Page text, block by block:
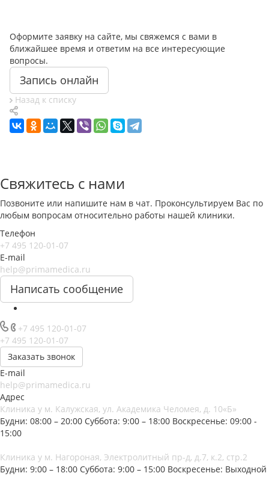
Оформите заявку на сайте, мы свяжемся с вами в
ближайшее время и ответим на все интересующие
вопросы.
Запись онлайн
Назад к списку
Свяжитесь с нами
Позвоните или напишите нам в чат. Проконсультируем Вас по
любым вопросам относительно работы нашей клиники.
Телефон
+7 495 120-01-07
E-mail
help@primamedica.ru
Написать сообщение
+7 495 120-01-07
+7 495 120-01-07
Заказать звонок
E-mail
help@primamedica.ru
Адрес
Клиника у м. Калужская, ул. Академика Челомея, д. 10«Б»
Будни: 08:00 – 20:00 Суббота: 9:00 – 18:00 Воскресенье: 09:00 -
15:00
Клиника у м. Нагороная, Электролитный пр-д, д.7, к.2, стр.2
Будни: 9:00 – 18:00 Суббота: 9:00 – 15:00 Воскресенье: Выходной